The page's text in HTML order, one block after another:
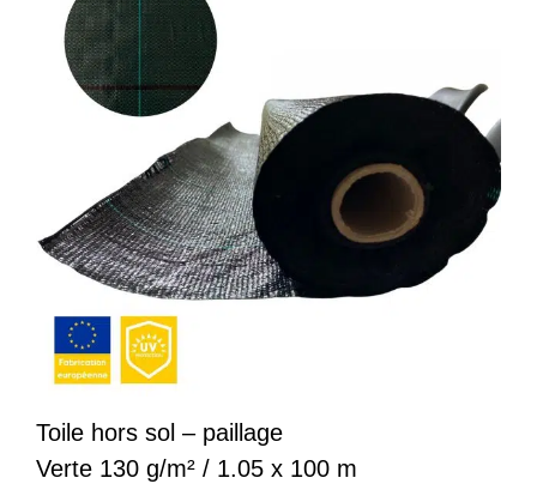
Toile hors sol – paillage
Verte 130 g/m² / 1.05 x 100 m